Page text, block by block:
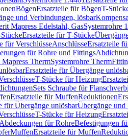
BögenErsatzteile für BögenT-
und Verbindungen, lösbar
Mapress Edelstahl, GasSystemrohre
Ersatzteile für T-Stücke
für VerschlüsseAnschlüsseErsatzteile
für Rohre und Fittings
ThermSystemrohre Therm
Ersatzteile für Übergänge
T-Stücke für Heizung
Sets Schraube für
Ersatzteile für MuffenReduktionen
für Übergänge unlösbarÜbergänge und
T-Stücke für Heizung
Abdeckungen für RohreBefestigungen
MuffenErsatzteile für Muffen